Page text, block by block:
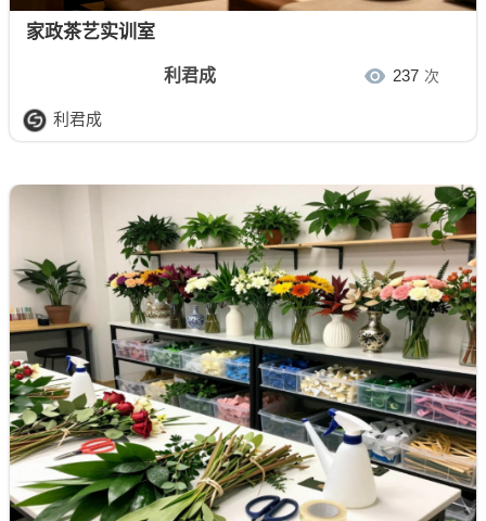
家政茶艺实训室
利君成
利君成
237 次